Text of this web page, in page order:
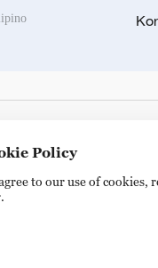
Reserved. 16A
Policy
to our use of cookies,